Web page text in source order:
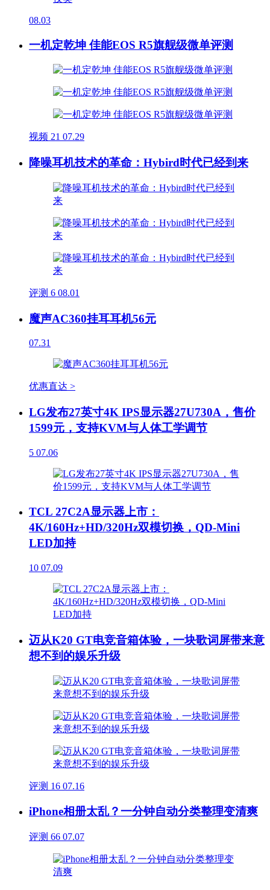
08.03
一机定乾坤 佳能EOS R5旗舰级微单评测
视频 21 07.29
降噪耳机技术的革命：Hybird时代已经到来
评测 6 08.01
魔声AC360挂耳耳机56元
07.31
优惠直达 >
LG发布27英寸4K IPS显示器27U730A，售价
1599元，支持KVM与人体工学调节
5 07.06
TCL 27C2A显示器上市：
4K/160Hz+HD/320Hz双模切换，QD-Mini
LED加持
10 07.09
迈从K20 GT电竞音箱体验，一块歌词屏带来意
想不到的娱乐升级
评测 16 07.16
iPhone相册太乱？一分钟自动分类整理变清爽
评测 66 07.07